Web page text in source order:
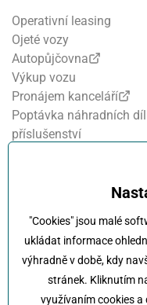
"Cookies" jsou malé
ukládat informace
výhradně v době, kdy
stránek. Kliknutím
využívaním cookies a
Operativní leasing
Ojeté vozy
Autopůjčovna
Výkup vozu
Pronájem kanceláří
Poptávka náhradních
příslušenství